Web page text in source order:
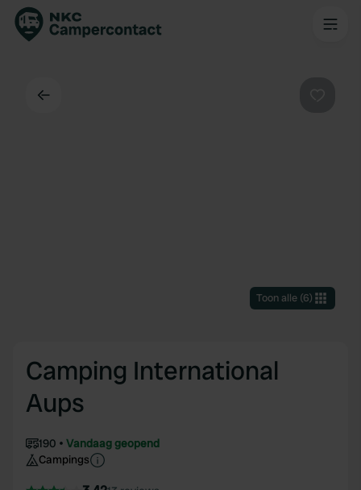
Toon alle(6)
Camping International
Aups
190
Vandaag geopend
Campings